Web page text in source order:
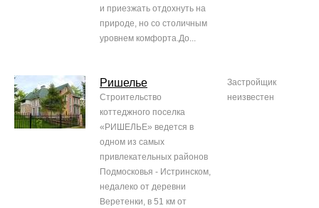
и приезжать отдохнуть на
природе, но со столичным
уровнем комфорта.До...
Ришелье
Строительство
коттеджного поселка
«РИШЕЛЬЕ» ведется в
одном из самых
привлекательных районов
Подмосковья - Истринском,
недалеко от деревни
Веретенки, в 51 км от
Застройщик
неизвестен